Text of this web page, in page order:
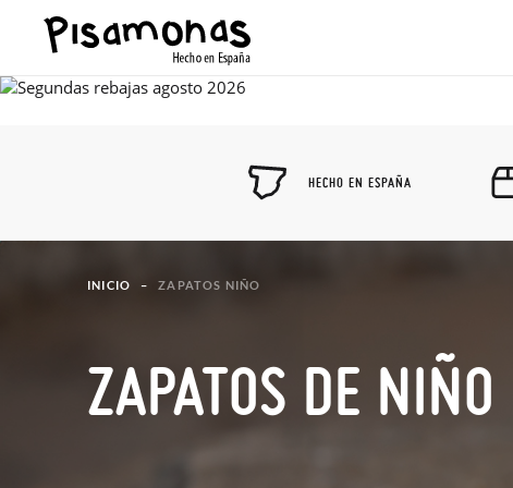
HECHO EN ESPAÑA
INICIO ZAPATOS NIÑO
ZAPATOS DE NIÑO